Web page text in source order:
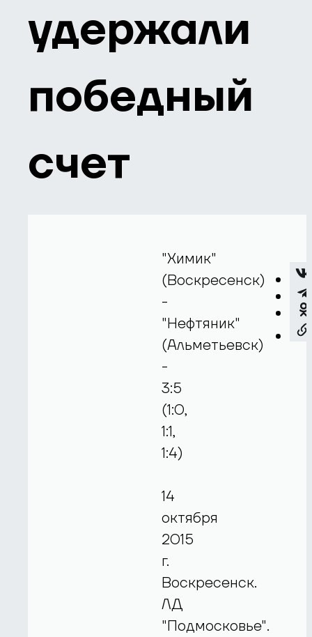
удержали
победный
счет
"Химик"
(Воскресенск)
-
"Нефтяник"
(Альметьевск)
-
3:5
(1:0,
1:1,
1:4)
14
октября
2015
г.
Воскресенск.
ЛД
"Подмосковье".